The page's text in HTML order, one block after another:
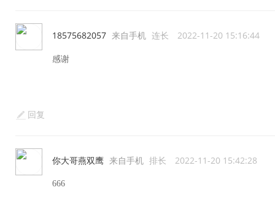
18575682057 来自手机 连长 2022-11-20 15:16:44
感谢
回复
你大哥燕双鹰 来自手机 排长 2022-11-20 15:42:28
666